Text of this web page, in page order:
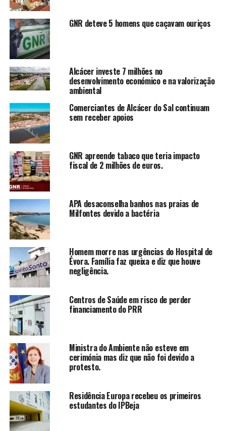
GNR deteve 5 homens que caçavam ouriços
Alcácer investe 7 milhões no
desenvolvimento económico e na valorização
ambiental
Comerciantes de Alcácer do Sal continuam
sem receber apoios
GNR apreende tabaco que teria impacto
fiscal de 2 milhões de euros.
APA desaconselha banhos nas praias de
Milfontes devido a bactéria
Homem morre nas urgências do Hospital de
Évora. Família faz queixa e diz que houve
negligência.
Centros de Saúde em risco de perder
financiamento do PRR
Ministra do Ambiente não esteve em
cerimónia mas diz que não foi devido a
protesto.
Residência Europa recebeu os primeiros
estudantes do IPBeja